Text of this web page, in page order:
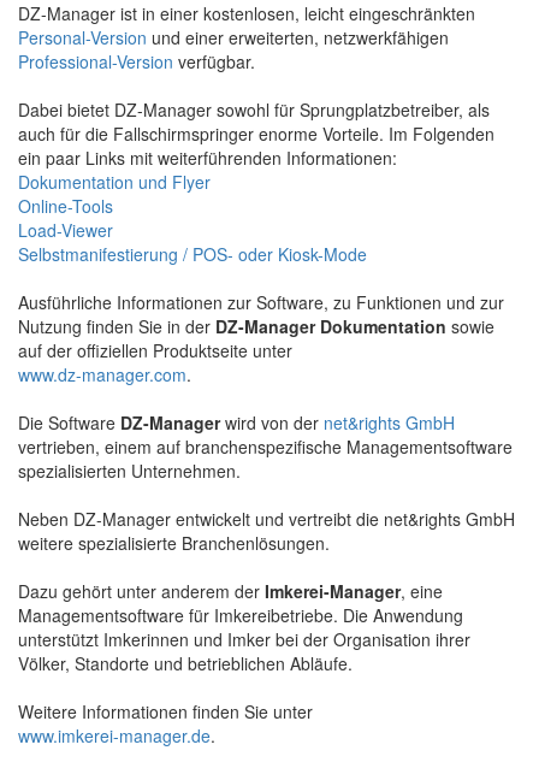
DZ-Manager ist in einer kostenlosen, leicht eingeschränkten
Personal-Version und einer erweiterten, netzwerkfähigen
Professional-Version verfügbar.
Dabei bietet DZ-Manager sowohl für Sprungplatzbetreiber, als
auch für die Fallschirmspringer enorme Vorteile. Im Folgenden
ein paar Links mit weiterführenden Informationen:
Dokumentation und Flyer
Online-Tools
Load-Viewer
Selbstmanifestierung / POS- oder Kiosk-Mode
Ausführliche Informationen zur Software, zu Funktionen und zur
Nutzung finden Sie in der DZ-Manager Dokumentation sowie
auf der offiziellen Produktseite unter
www.dz-manager.com.
Die Software DZ-Managerwird von der net&rights GmbH
vertrieben, einem auf branchenspezifische Managementsoftware
spezialisierten Unternehmen.
Neben DZ-Manager entwickelt und vertreibt die net&rights GmbH
weitere spezialisierte Branchenlösungen.
Dazu gehört unter anderem der Imkerei-Manager, eine
Managementsoftware für Imkereibetriebe. Die Anwendung
unterstützt Imkerinnen und Imker bei der Organisation ihrer
Völker, Standorte und betrieblichen Abläufe.
Weitere Informationen finden Sie unter
www.imkerei-manager.de.